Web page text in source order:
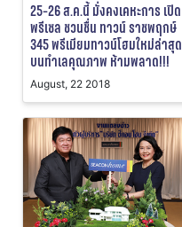
25-26 ส.ค.นี้ มั่งคงเคหะการ เปิด
พรีเซล ชวนชื่น ทาวน์ ราชพฤกษ์
345 พรีเมียมทาวน์โฮมใหม่ล่าสุด
บนทำเลคุณภาพ ห้ามพลาด!!!
August, 22 2018